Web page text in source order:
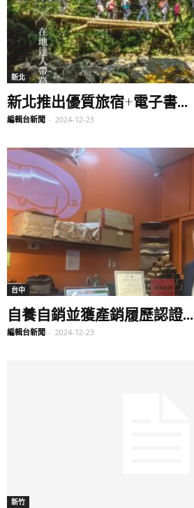
新北
新北推出優質旅宿+電子書...
編輯台新聞 - 2024-12-23
台中
自養自銷並獲產銷履歷認證...
編輯台新聞 - 2024-12-23
新竹